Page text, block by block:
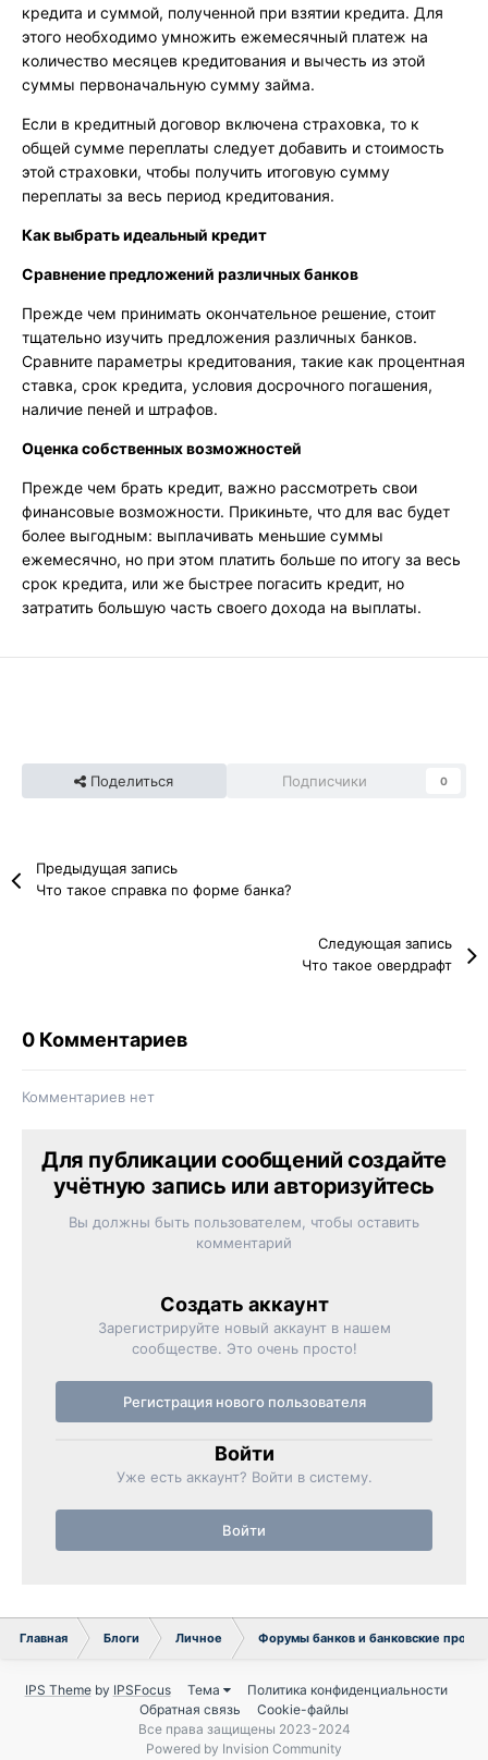
кредита и суммой, полученной при взятии кредита. Для
этого необходимо умножить ежемесячный платеж на
количество месяцев кредитования и вычесть из этой
суммы первоначальную сумму займа.
Если в кредитный договор включена страховка, то к
общей сумме переплаты следует добавить и стоимость
этой страховки, чтобы получить итоговую сумму
переплаты за весь период кредитования.
Как выбрать идеальный кредит
Сравнение предложений различных банков
Прежде чем принимать окончательное решение, стоит
тщательно изучить предложения различных банков.
Сравните параметры кредитования, такие как процентная
ставка, срок кредита, условия досрочного погашения,
наличие пеней и штрафов.
Оценка собственных возможностей
Прежде чем брать кредит, важно рассмотреть свои
финансовые возможности. Прикиньте, что для вас будет
более выгодным: выплачивать меньшие суммы
ежемесячно, но при этом платить больше по итогу за весь
срок кредита, или же быстрее погасить кредит, но
затратить большую часть своего дохода на выплаты.
Поделиться Подписчики 0
Предыдущая запись
Что такое справка по форме банка?
Следующая запись
Что такое овердрафт
0 Комментариев
Комментариев нет
Для публикации сообщений создайте
учётную запись или авторизуйтесь
Вы должны быть пользователем, чтобы оставить
комментарий
Создать аккаунт
Зарегистрируйте новый аккаунт в нашем
сообществе. Это очень просто!
Регистрация нового пользователя
Войти
Уже есть аккаунт? Войти в систему.
Войти
Главная Блоги Личное Форумы банков и банковские
IPS Themeby IPSFocus Тема
Политика конфиденциальности
Обратная связь
Cookie-файлы
Все права защищены 2023-2024
Powered by Invision Community